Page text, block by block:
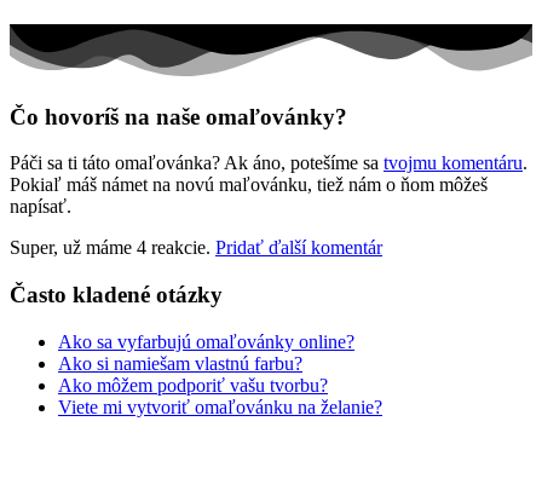
Mandaly
Ovocie a zelenina
Rozprávky a rozprávkové postavy
Šport
Valentín / láska
Vesmír
Zvieratá a príroda
Nezaradené
Čo hovoríš na naše omaľovánky?
Páči sa ti táto omaľovánka? Ak áno, potešíme sa tvojmu komentáru.
Pokiaľ máš námet na novú maľovánku, tiež nám o ňom môžeš
napísať.
Super, už máme 4 reakcie. Pridať ďalší komentár
Často kladené otázky
Ako sa vyfarbujú omaľovánky online?
Ako si namiešam vlastnú farbu?
Ako môžem podporiť vašu tvorbu?
Viete mi vytvoriť omaľovánku na želanie?